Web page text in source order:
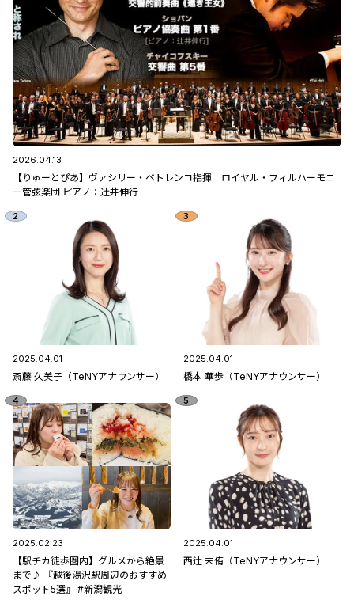
2026.04.13
【りゅーとぴあ】ヴァシリー・ペトレンコ指揮 ロイヤル・フィルハーモニ
ー管弦楽団 ピアノ：辻󠄀井伸行
2025.04.01
斎藤 久美子（TeNYアナウンサー）
2025.04.01
橋本 華歩（TeNYアナウンサー）
2025.02.23
【駅チカ徒歩圏内】グルメから絶景
まで♪ 『越後湯沢駅周辺のおすすめ
スポット5選』 #新潟観光
2025.04.01
西辻 未侑（TeNYアナウンサー）